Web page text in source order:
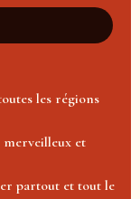
les régions
et
partout et tout le